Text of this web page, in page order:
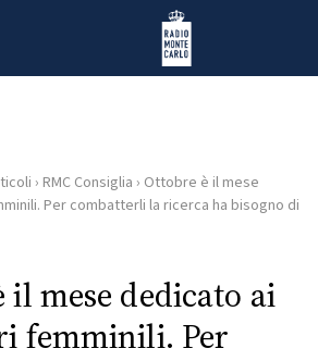
Radio Monte Carlo
› RMC Consiglia › Ottobre è il mese
Per combatterli la ricerca ha bisogno di
il mese dedicato ai
femminili. Per